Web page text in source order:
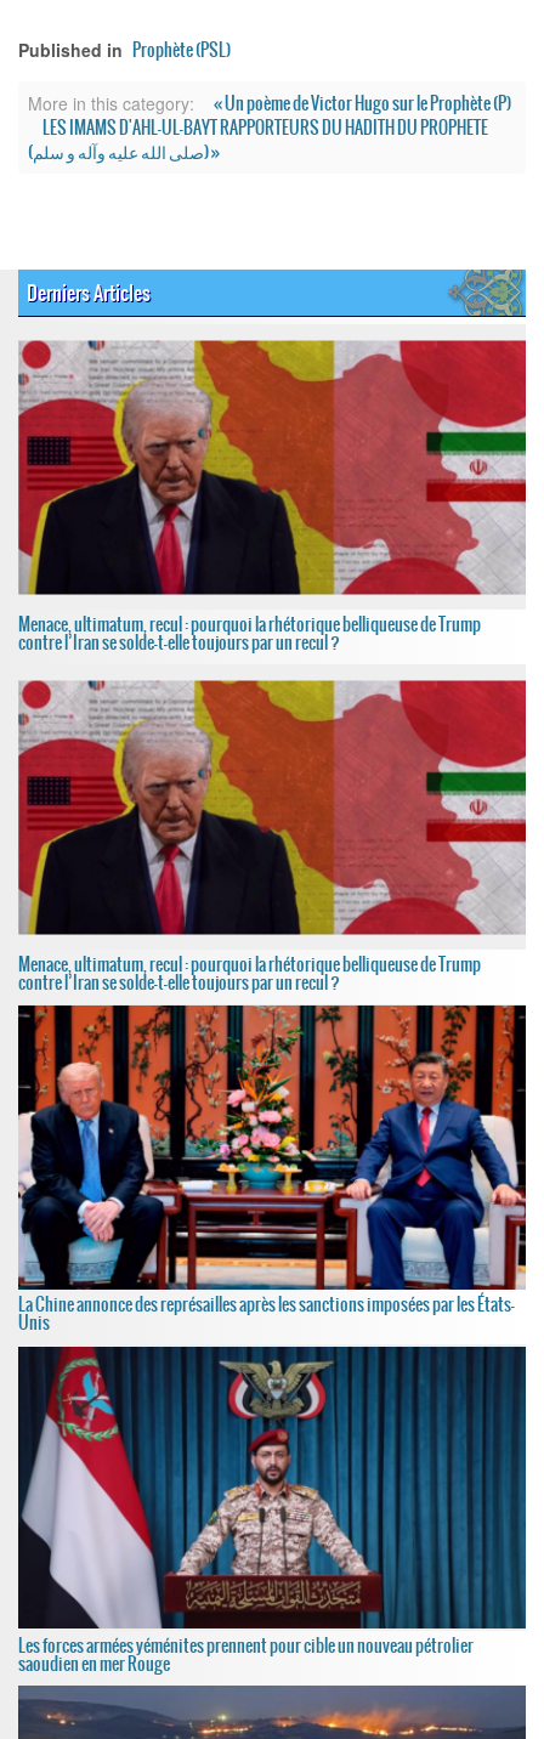
Published in Prophète (PSL)
More in this category:
« Un poème de Victor Hugo sur le Prophète (P)
LES IMAMS D'AHL-UL-BAYT RAPPORTEURS DU HADITH DU PROPHETE
(صلی الله علیه وآله و سلم) »
Derniers Articles
Menace, ultimatum, recul : pourquoi la rhétorique belliqueuse de Trump
contre l’Iran se solde-t-elle toujours par un recul ?
Menace, ultimatum, recul : pourquoi la rhétorique belliqueuse de Trump
contre l’Iran se solde-t-elle toujours par un recul ?
La Chine annonce des représailles après les sanctions imposées par les États-
Unis
Les forces armées yéménites prennent pour cible un nouveau pétrolier
saoudien en mer Rouge